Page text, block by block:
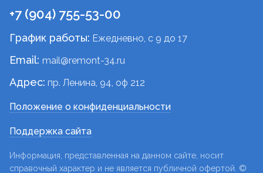
+7 (904) 755-53-00
График работы: Ежедневно, c 9 до 17
Email: mail@remont-34.ru
Адрес: пр. Ленина, 94, оф 212
Положение о конфиденциальности
Поддержка сайта
Информация, представленная на данном сайте, носит
справочный характер и не является публичной офертой. ©